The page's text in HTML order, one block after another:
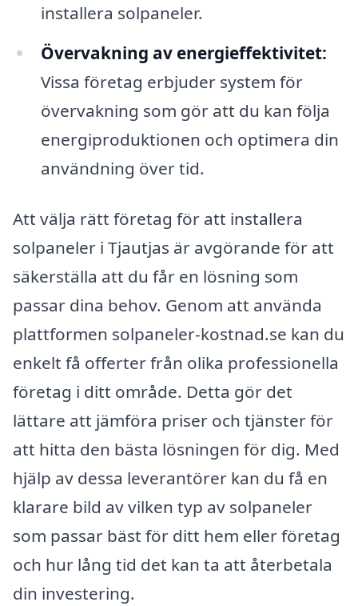
installera solpaneler.
Övervakning av energieffektivitet:
Vissa företag erbjuder system för
övervakning som gör att du kan följa
energiproduktionen och optimera din
användning över tid.
Att välja rätt företag för att installera
solpaneler i Tjautjas är avgörande för att
säkerställa att du får en lösning som
passar dina behov. Genom att använda
plattformen solpaneler-kostnad.se kan du
enkelt få offerter från olika professionella
företag i ditt område. Detta gör det
lättare att jämföra priser och tjänster för
att hitta den bästa lösningen för dig. Med
hjälp av dessa leverantörer kan du få en
klarare bild av vilken typ av solpaneler
som passar bäst för ditt hem eller företag
och hur lång tid det kan ta att återbetala
din investering.